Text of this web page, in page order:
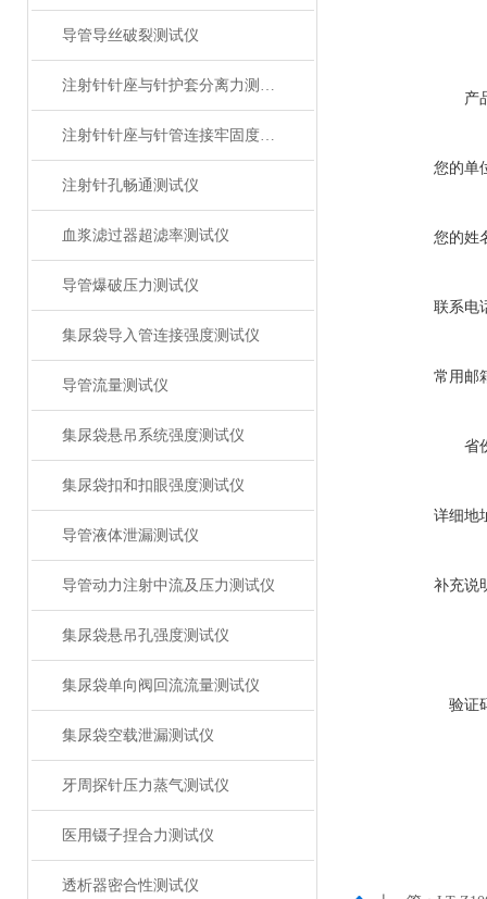
导管导丝破裂测试仪
注射针针座与针护套分离力测试仪
注射针针座与针管连接牢固度测试仪
注射针孔畅通测试仪
血浆滤过器超滤率测试仪
导管爆破压力测试仪
集尿袋导入管连接强度测试仪
导管流量测试仪
集尿袋悬吊系统强度测试仪
集尿袋扣和扣眼强度测试仪
导管液体泄漏测试仪
导管动力注射中流及压力测试仪
集尿袋悬吊孔强度测试仪
集尿袋单向阀回流流量测试仪
集尿袋空载泄漏测试仪
牙周探针压力蒸气测试仪
医用镊子捏合力测试仪
透析器密合性测试仪
产
您的单
您的姓
联系电
常用邮
省
详细地
补充说
验证